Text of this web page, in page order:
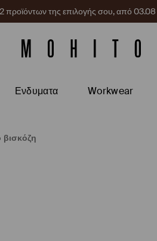
2 προϊόντων της επιλογής σου, από
Ενδυματα Workwear
βισκόζη